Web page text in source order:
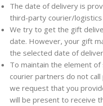
The date of delivery is
third-party courier/
We try to get the gift
date. However, your gift
the selected date of
To maintain the element
courier partners do not
we request that you
will be present to receive